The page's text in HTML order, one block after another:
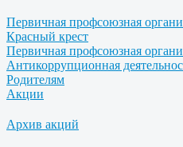
Первичная профсоюзная
Красный крест
Первичная профсоюзная
Антикоррупционная
Родителям
Акции
Архив акций